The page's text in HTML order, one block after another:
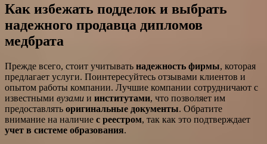
Как избежать подделок и выбрать
надежного продавца дипломов
медбрата
Прежде всего, стоит учитывать надежность фирмы, которая
предлагает услуги. Поинтересуйтесь отзывами клиентов и
опытом работы компании. Лучшие компании сотрудничают с
известными вузами и институтами, что позволяет им
предоставлять оригинальные документы. Обратите
внимание на наличие с реестром, так как это подтверждает
учет в системе образования.